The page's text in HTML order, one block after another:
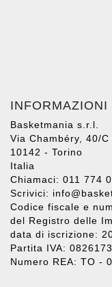
INFORMAZIONI
Basketmania s.r.l.
Via Chambéry, 40/C
10142 - Torino
Italia
Chiamaci: 011 774
Scrivici:
Codice fiscale e
del Registro delle
data di iscrizione:
Partita IVA:
Numero REA: TO -